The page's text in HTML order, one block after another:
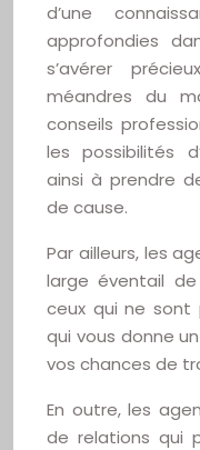
d’une
approfondies
s’avérer
méandres du
conseils
les possibilités
ainsi à prendre
de cause.
Par ailleurs, les
large éventail
ceux qui ne sont
qui vous donne
vos chances de
En outre, les
de relations qui